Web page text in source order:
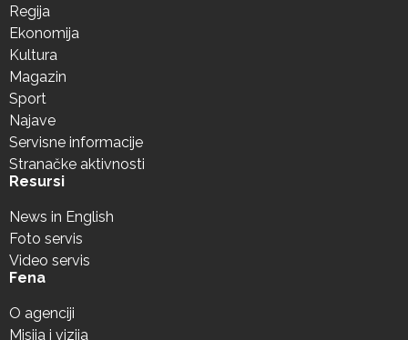
Regija
Ekonomija
Kultura
Magazin
Sport
Najave
Servisne informacije
Stranačke aktivnosti
Resursi
News in English
Foto servis
Video servis
Fena
O agenciji
Misija i vizija